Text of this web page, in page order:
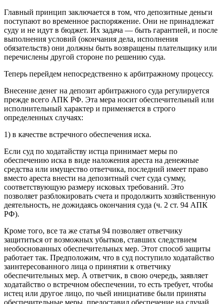
Главный принцип заключается в том, что депозитные деньги
поступают во временное распоряжение. Они не принадлежат
суду и не идут в бюджет. Их задача — быть гарантией, и после
выполнения условий (окончания дела, исполнения
обязательств) они должны быть возвращены плательщику или
перечислены другой стороне по решению суда.
Теперь перейдем непосредственно к арбитражному процессу.
Внесение денег на депозит арбитражного суда регулируется
прежде всего АПК РФ. Эта мера носит обеспечительный или
исполнительный характер и применяется в строго
определенных случаях:
1) в качестве встречного обеспечения иска.
Если суд по ходатайству истца принимает меры по
обеспечению иска в виде наложения ареста на денежные
средства или имущество ответчика, последний имеет право
вместо ареста внести на депозитный счет суда сумму,
соответствующую размеру исковых требований. Это
позволяет разблокировать счета и продолжить хозяйственную
деятельность, не дожидаясь окончания суда (ч. 2 ст. 94 АПК
РФ).
Кроме того, все та же статья 94 позволяет ответчику
защититься от возможных убытков, ставших следствием
необоснованных обеспечительных мер. Этот способ защиты
работает так. Предположим, что в суд поступило ходатайство
заинтересованного лица о принятии к ответчику
обеспечительных мер. А ответчик, в свою очередь, заявляет
ходатайство о встречном обеспечении, то есть требует, чтобы
истец или другое лицо, по чьей инициативе были приняты
обеспечительные меры, предоставил обеспечение на случай